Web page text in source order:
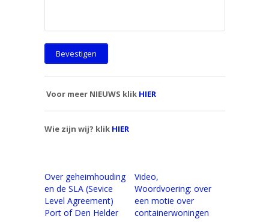
Voor meer NIEUWS klik HIER
Wie zijn wij? klik HIER
Over geheimhouding
en de SLA (Sevice
Level Agreement)
Port of Den Helder
Video,
Woordvoering: over
een motie over
containerwoningen